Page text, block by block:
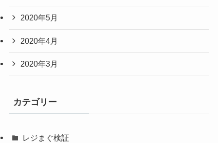
2020年5月
2020年4月
2020年3月
カテゴリー
レジまぐ検証